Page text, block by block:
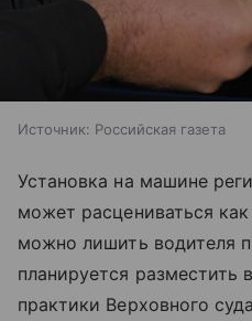
Источник: Российская газета
Установка на машине
может расцениваться
можно лишить водителя
планируется разместить
практики Верховного